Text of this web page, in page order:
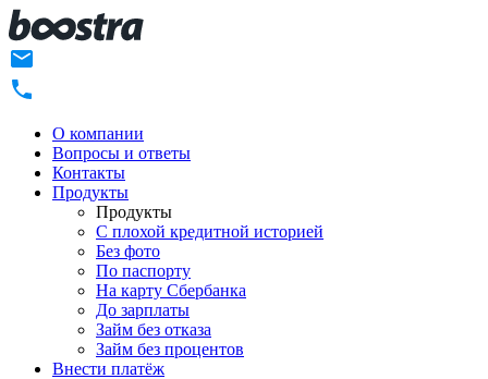
О компании
Вопросы и ответы
Контакты
Продукты
Продукты
C плохой кредитной историей
Без фото
По паспорту
На карту Сбербанка
До зарплаты
Займ без отказа
Займ без процентов
Внести платёж